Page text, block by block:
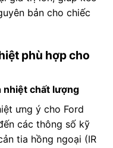
bản cho chiếc
phù hợp cho
nhiệt chất lượng
ưng ý cho Ford
các thông số kỹ
tia hồng ngoại (IR